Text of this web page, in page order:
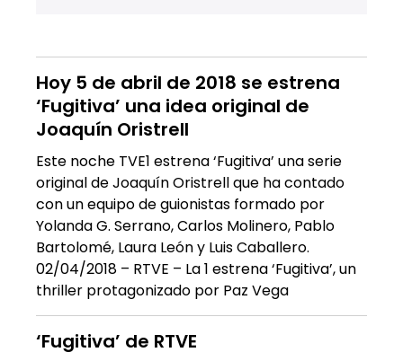
Hoy 5 de abril de 2018 se estrena
‘Fugitiva’ una idea original de
Joaquín Oristrell
Este noche TVE1 estrena ‘Fugitiva’ una serie
original de Joaquín Oristrell que ha contado
con un equipo de guionistas formado por
Yolanda G. Serrano, Carlos Molinero, Pablo
Bartolomé, Laura León y Luis Caballero.
02/04/2018 – RTVE – La 1 estrena ‘Fugitiva’, un
thriller protagonizado por Paz Vega
‘Fugitiva’ de RTVE